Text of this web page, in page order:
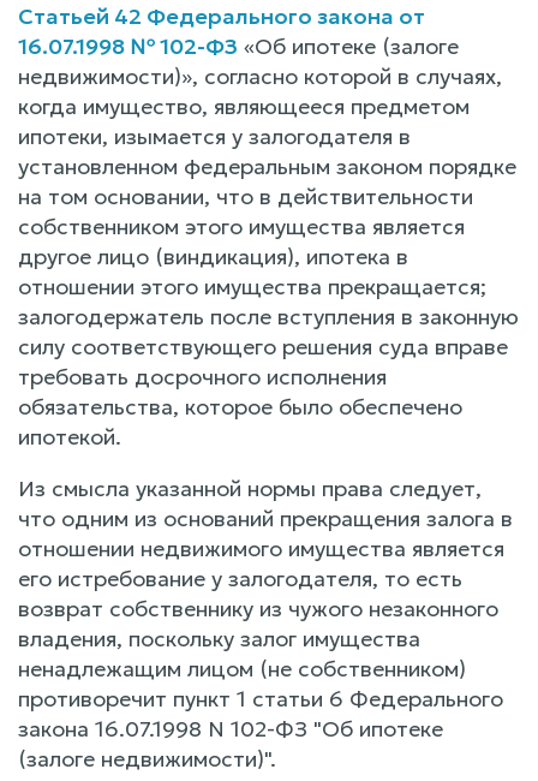
Статьей 42 Федерального закона от
16.07.1998 № 102-ФЗ «Об ипотеке (залоге
недвижимости)», согласно которой в случаях,
когда имущество, являющееся предметом
ипотеки, изымается у залогодателя в
установленном федеральным законом порядке
на том основании, что в действительности
собственником этого имущества является
другое лицо (виндикация), ипотека в
отношении этого имущества прекращается;
залогодержатель после вступления в законную
силу соответствующего решения суда вправе
требовать досрочного исполнения
обязательства, которое было обеспечено
ипотекой.
Из смысла указанной нормы права следует,
что одним из оснований прекращения залога в
отношении недвижимого имущества является
его истребование у залогодателя, то есть
возврат собственнику из чужого незаконного
владения, поскольку залог имущества
ненадлежащим лицом (не собственником)
противоречит пункт 1 статьи 6 Федерального
закона 16.07.1998 N 102-ФЗ "Об ипотеке
(залоге недвижимости)".